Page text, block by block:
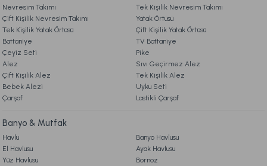
Nevresim Takımı
Tek Kişilik Nevresim Takımı
Çift Kişilik Nevresim Takımı
Yatak Örtüsü
Tek Kişilik Yatak Örtüsü
Çift Kişilik Yatak Örtüsü
Battaniye
TV Battaniye
Çeyiz Seti
Pike
Alez
Sıvı Geçirmez Alez
Çift Kişilik Alez
Tek Kişilik Alez
Bebek Alezi
Uyku Seti
Çarşaf
Lastikli Çarşaf
Banyo & Mutfak
Havlu
Banyo Havlusu
El Havlusu
Ayak Havlusu
Yüz Havlusu
Bornoz